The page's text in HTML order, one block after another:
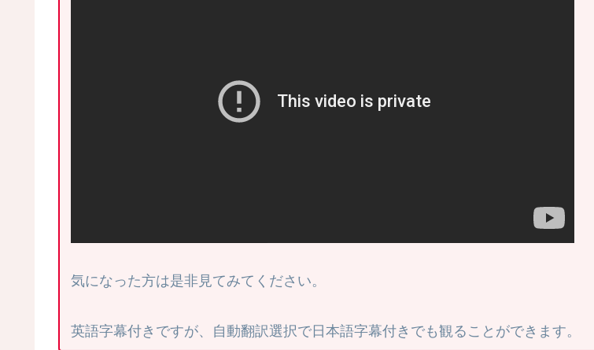
気になった方は是非見てみてください。
英語字幕付きですが、自動翻訳選択で日本語字幕付きでも観ることができます。